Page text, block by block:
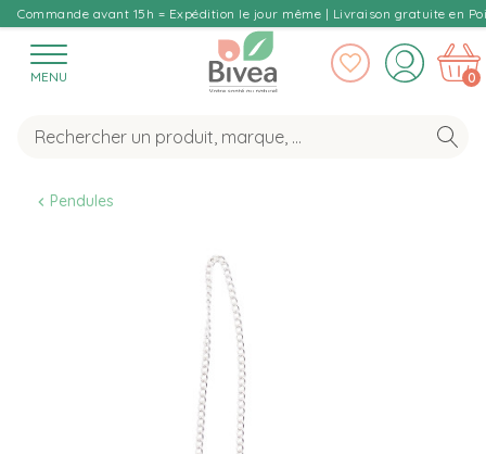
Commande avant 15h = Expédition le jour même | Livraison gratuite en
MENU 0
Pendules